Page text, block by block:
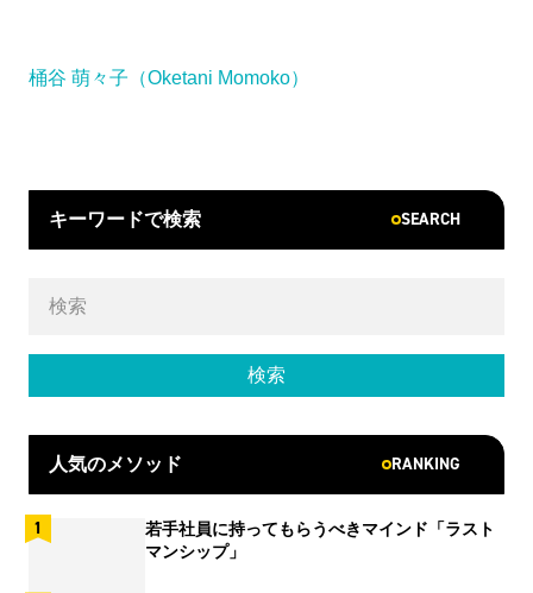
桶谷 萌々子（Oketani Momoko）
キーワードで検索 SEARCH
人気のメソッド RANKING
若手社員に持ってもらうべきマインド「ラスト
マンシップ」